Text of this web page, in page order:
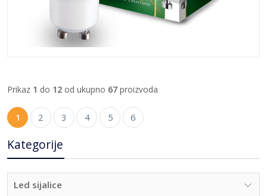
Prikaz 1 do 12 od ukupno 67 proizvoda
1 2 3 4 5 6
Kategorije
Led sijalice